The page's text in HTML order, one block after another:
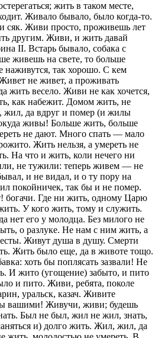
жить в таком месте,
Живало бывало, было когда-то.
сяк. Живи просто, проживешь лет
другим. Живи, и жить давай
II. Встарь бывало, собака с
живешь на свете, то больше
так хорошо. С кем
не живет, а проживать
жить весело. Живи не как хочется,
как набежит. Домом жить, не
жил, да вдруг и помер (и жилы
живы! Больше жить, больше
не дают. Много спать — мало
Жить нельзя, а умереть не
На что и жить, коли нечего ни
не тужили: теперь живем — не
и не видал, и о ту пору на
покойничек, так бы и не помер.
богачи. Где ни жить, одному Царю
У кого жить, тому и служить.
нет его у молодца. Без милого не
о разлуке. Не нам с ним жить, а
Живут душа в душу. Смерти
Жить было еще, да в животе тощо.
хоть бы поплясать зазвали! Не
И жито (угощение) забыто, и пито
и пито. Живи, ребята, поколе
уральск, казач. Живите
вашими! Живучи, живи; будешь
Был не был, жил не жил, знать,
и) долго жить. Жил, жил, да